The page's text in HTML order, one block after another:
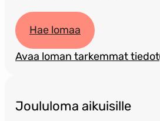
Hae lomaa
Avaa loman tarkemmat tiedot
Joululoma aikuisille